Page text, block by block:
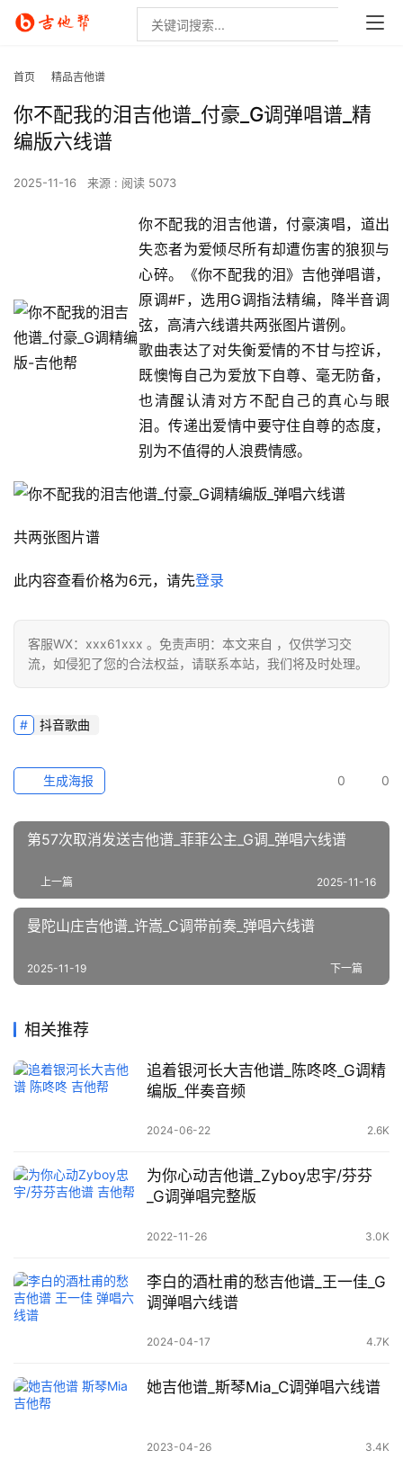
首页 精品吉他谱
你不配我的泪吉他谱_付豪_G调弹唱谱_精
编版六线谱
2025-11-16 来源 : 阅读 5073
你不配我的泪吉他谱，付豪演唱，道出
失恋者为爱倾尽所有却遭伤害的狼狈与
心碎。《你不配我的泪》吉他弹唱谱，
原调#F，选用G调指法精编，降半音调
弦，高清六线谱共两张图片谱例。
歌曲表达了对失衡爱情的不甘与控诉，
既懊悔自己为爱放下自尊、毫无防备，
也清醒认清对方不配自己的真心与眼
泪。传递出爱情中要守住自尊的态度，
别为不值得的人浪费情感。
共两张图片谱
此内容查看价格为6元，请先登录
客服WX：xxx61xxx 。免责声明：本文来自 ，仅供学习交
流，如侵犯了您的合法权益，请联系本站，我们将及时处理。
抖音歌曲
0 0
生成海报
第57次取消发送吉他谱_菲菲公主_G调_弹唱六线谱
上一篇 2025-11-16
曼陀山庄吉他谱_许嵩_C调带前奏_弹唱六线谱
下一篇
2025-11-19
相关推荐
追着银河长大吉他谱_陈咚咚_G调精
编版_伴奏音频
2024-06-22 2.6K
为你心动吉他谱_Zyboy忠宇/芬芬
_G调弹唱完整版
2022-11-26 3.0K
李白的酒杜甫的愁吉他谱_王一佳_G
调弹唱六线谱
2024-04-17 4.7K
她吉他谱_斯琴Mia_C调弹唱六线谱
2023-04-26 3.4K